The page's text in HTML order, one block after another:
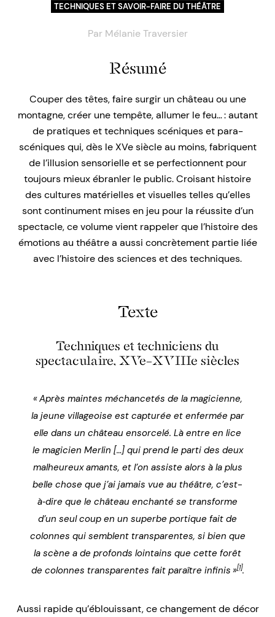
TECHNIQUES ET SAVOIR-FAIRE DU THÉÂTRE
Par Mélanie Traversier
Résumé
Couper des têtes, faire surgir un château ou une
montagne, créer une tempête, allumer le feu… : autant
de pratiques et techniques scéniques et para-
scéniques qui, dès le XVe siècle au moins, fabriquent
de l’illusion sensorielle et se perfectionnent pour
toujours mieux ébranler le public. Croisant histoire
des cultures matérielles et visuelles telles qu’elles
sont continument mises en jeu pour la réussite d’un
spectacle, ce volume vient rappeler que l’histoire des
émotions au théâtre a aussi concrètement partie liée
avec l’histoire des sciences et des techniques.
Texte
Techniques et techniciens du
spectaculaire, XVe–XVIIIe siècles
« Après maintes méchancetés de la magicienne,
la jeune villageoise est capturée et enfermée par
elle dans un château ensorcelé. Là entre en lice
le magicien Merlin […] qui prend le parti des deux
malheureux amants, et l’on assiste alors à la plus
belle chose que j’ai jamais vue au théâtre, c’est-
à‑dire que le château enchanté se transforme
d’un seul coup en un superbe portique fait de
colonnes qui semblent transparentes, si bien que
la scène a de profonds lointains que cette forêt
de colonnes transparentes fait paraître infinis »[1].
Aussi rapide qu’éblouissant, ce changement de décor